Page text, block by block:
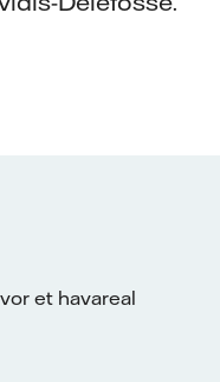
et havareal